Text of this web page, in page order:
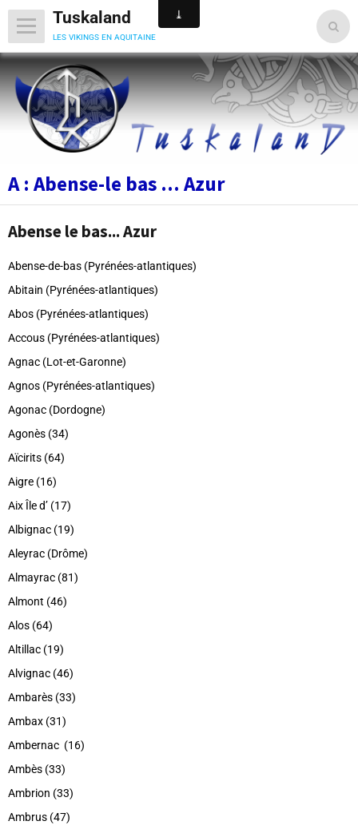
Tuskaland
les vikings en aquitaine
A : Abense-le bas ... Azur
Abense le bas... Azur
Abense-de-bas (Pyrénées-atlantiques)
Abitain (Pyrénées-atlantiques)
Abos (Pyrénées-atlantiques)
Accous (Pyrénées-atlantiques)
Agnac (Lot-et-Garonne)
Agnos (Pyrénées-atlantiques)
Agonac (Dordogne)
Agonès (34)
Aïcirits (64)
Aigre (16)
Aix Île d’ (17)
Albignac (19)
Aleyrac (Drôme)
Almayrac (81)
Almont (46)
Alos (64)
Altillac (19)
Alvignac (46)
Ambarès (33)
Ambax (31)
Ambernac (16)
Ambès (33)
Ambrion (33)
Ambrus (47)